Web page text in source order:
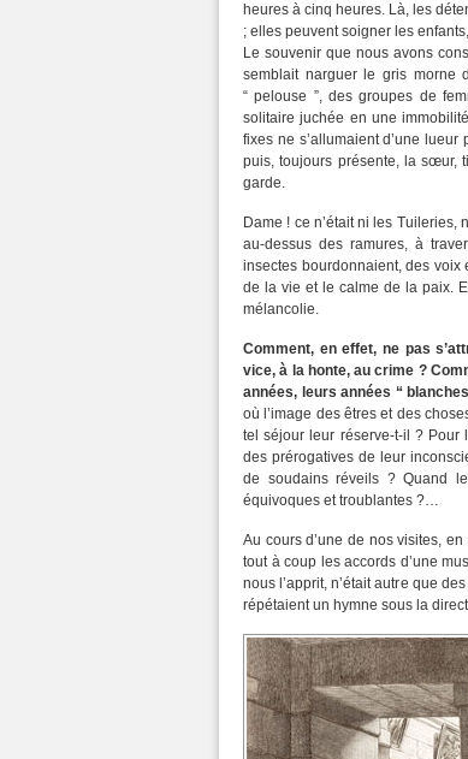
heures à cinq heures. Là, les
; elles peuvent soigner les
Le souvenir que nous avons
semblait narguer le gris morne
“ pelouse ”, des groupes de
solitaire juchée en une
fixes ne s’allumaient d’une
puis, toujours présente, la sœur,
garde.
Dame ! ce n’était ni les
au-dessus des ramures, à
insectes bourdonnaient, des voix
de la vie et le calme de la paix.
mélancolie.
Comment, en effet, ne pas
vice, à la honte, au crime ?
années, leurs années “
où l’image des êtres et des
tel séjour leur réserve-t-il ? Pour
des prérogatives de leur
de soudains réveils ? Quand
équivoques et troublantes ?…
Au cours d’une de nos visites,
tout à coup les accords d’une
nous l’apprit, n’était autre que
répétaient un hymne sous la